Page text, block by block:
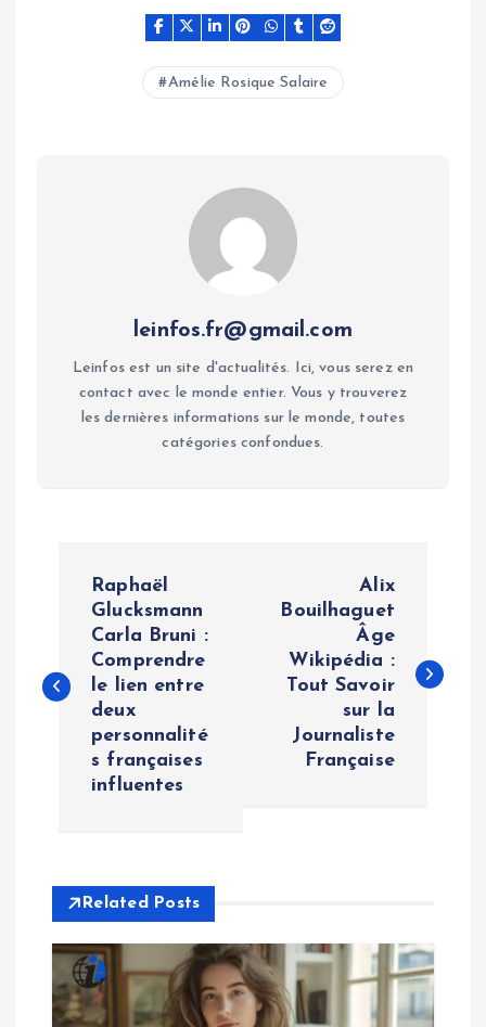
Amélie Rosique Salaire
leinfos.fr@gmail.com
Leinfos est un site d'actualités. Ici, vous serez en
contact avec le monde entier. Vous y trouverez
les dernières informations sur le monde, toutes
catégories confondues.
s
v
g
Raphaël
Glucksmann
Carla Bruni :
Comprendre
le lien entre
deux
personnalité
s françaises
influentes
Alix
Bouilhaguet
Âge
Wikipédia :
Tout Savoir
sur la
Journaliste
Française
Related Posts